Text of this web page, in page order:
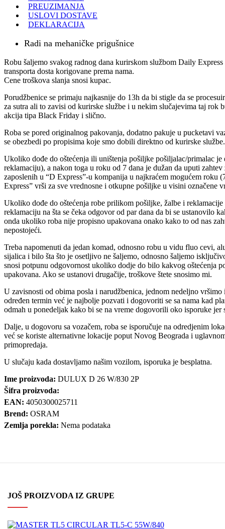
PREUZIMANJA
USLOVI DOSTAVE
DEKLARACIJA
Radi na mehaničke prigušnice
Robu šaljemo svakog radnog dana kurirskom službom Daily
transporta dosta korigovane prema nama.
Cene troškova slanja snosi kupac.
Porudžbenice se primaju najkasnije do 13h da bi stigle da se
za sutra ali to zavisi od kurirske službe i u nekim slučajevima taj rok
akcija tipa Black Friday i slično.
Roba se pored originalnog pakovanja, dodatno pakuje u pucketavi
se obezbedi po propisima koje smo dobili direktno od kurirske službe.
Ukoliko dođe do oštećenja ili uništenja pošiljke pošiljalac/primalac
reklamaciju), a nakon toga u roku od 7 dana je dužan da uputi
zaposlenih u “D Express”-u kompanija u najkraćem mogućem roku
Express” vrši za sve vrednosne i otkupne pošiljke u visini označene
Ukoliko dođe do oštećenja robe prilikom pošiljke, žalbe i
reklamaciju na šta se čeka odgovor od par dana da bi se ustanovilo
onda ukoliko roba nije propisno upakovana onako kako to od nas
nepostojeći.
Treba napomenuti da jedan komad, odnosno robu u vidu fluo cevi,
sijalica i bilo šta što je osetljivo ne šaljemo, odnosno šaljemo
snosi potpunu odgovornost ukoliko dodje do bilo kakvog oštećenja
upakovana. Ako se ustanovi drugačije, troškove štete snosimo mi.
U zavisnosti od obima posla i narudžbenica, jednom nedeljno
određen termin već je najbolje pozvati i dogovoriti se sa nama kad
odmah u ponedeljak kako bi se na vreme dogovorili oko isporuke
Dalje, u dogovoru sa vozačem, roba se isporučuje na odredjenim
već se koriste alternativne lokacije poput Novog Beograda i
primopredaja.
U slučaju kada dostavljamo našim vozilom, isporuka je besplatna.
Ime proizvoda: DULUX D 26 W/830 2P
Šifra proizvoda:
EAN: 4050300025711
Brend: OSRAM
Zemlja porekla: Nema podataka
JOŠ PROIZVODA IZ GRUPE